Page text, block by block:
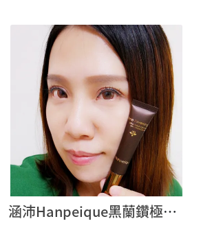
涵沛Hanpeique黑蘭鑽極致逆齡眼霜 Ashley 體驗分享